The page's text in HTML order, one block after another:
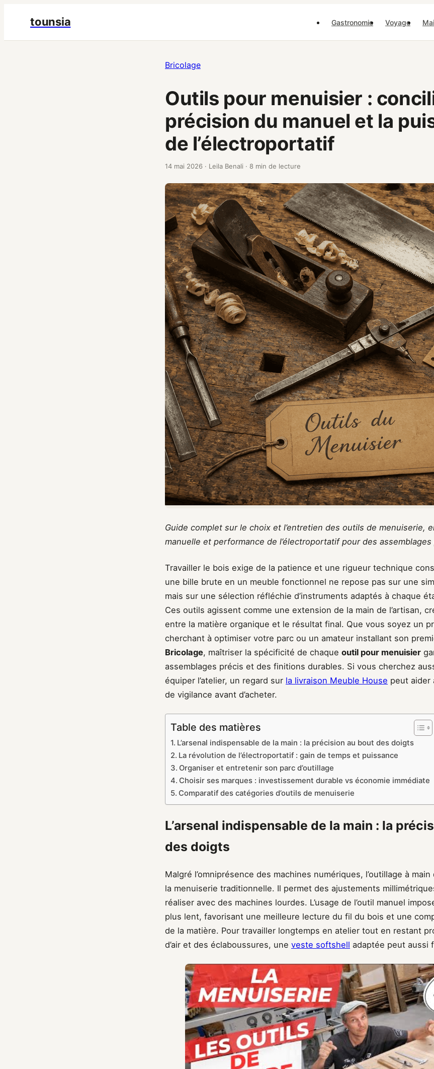
tounsia Gastronomie Voyage
Bricolage
Outils pour menuisier :
précision du manuel et la
de l’électroportatif
14 mai 2026 · Leila Benali · 8 min de lecture
Guide complet sur le choix et l’entretien des outils de menuiserie,
manuelle et performance de l’électroportatif pour des assemblages
Travailler le bois exige de la patience et une rigueur technique
une bille brute en un meuble fonctionnel ne repose pas sur une
mais sur une sélection réfléchie d’instruments adaptés à chaque
Ces outils agissent comme une extension de la main de l’artisan,
entre la matière organique et le résultat final. Que vous soyez un
cherchant à optimiser votre parc ou un amateur installant son
Bricolage, maîtriser la spécificité de chaque outil pour menuisier
assemblages précis et des finitions durables. Si vous cherchez
équiper l’atelier, un regard sur la livraison Meuble House peut aider
de vigilance avant d’acheter.
Table des matières
L’arsenal indispensable de la main : la précision au bout des doigts
La révolution de l’électroportatif : gain de temps et puissance
Organiser et entretenir son parc d’outillage
Choisir ses marques : investissement durable vs économie immédiate
Comparatif des catégories d’outils de menuiserie
L’arsenal indispensable de la main : la
des doigts
Malgré l’omniprésence des machines numériques, l’outillage à
la menuiserie traditionnelle. Il permet des ajustements
réaliser avec des machines lourdes. L’usage de l’outil manuel
plus lent, favorisant une meilleure lecture du fil du bois et une
de la matière. Pour travailler longtemps en atelier tout en restant
d’air et des éclaboussures, une veste softshell adaptée peut aussi